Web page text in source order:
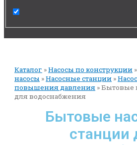
Каталог »Насосы по конструкции
насосы »Насосные станции »
повышения давления »Бытовые
для водоснабжения
Бытовые
станции